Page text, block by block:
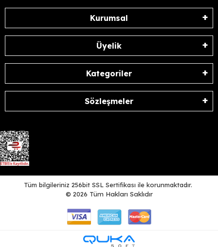
Kurumsal
Üyelik
Kategoriler
Sözleşmeler
Tüm bilgileriniz 256bit SSL Sertifikası ile korunmaktadır.
© 2026 Tüm Hakları Saklıdır